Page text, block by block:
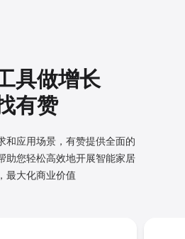
具做增长
有赞
和应用场景，有赞提供全面的
助您轻松高效地开展智能家居
最大化商业价值